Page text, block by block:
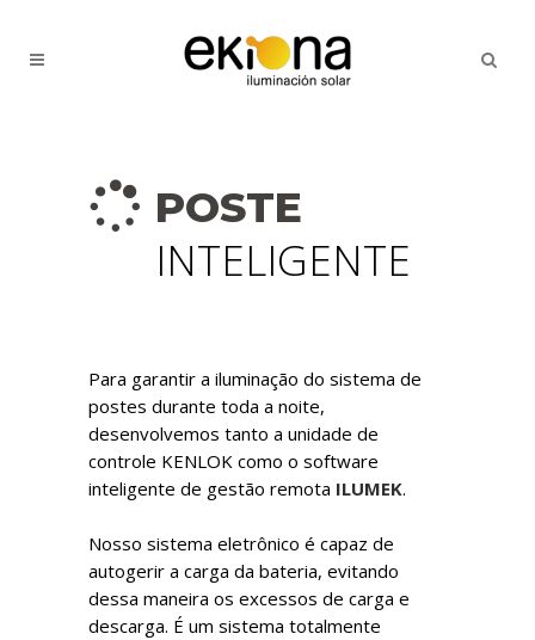
POSTE
INTELIGENTE
Para garantir a iluminação do sistema de
postes durante toda a noite,
desenvolvemos tanto a unidade de
controle KENLOK como o software
inteligente de gestão remota ILUMEK.
Nosso sistema eletrônico é capaz de
autogerir a carga da bateria, evitando
dessa maneira os excessos de carga e
descarga. É um sistema totalmente